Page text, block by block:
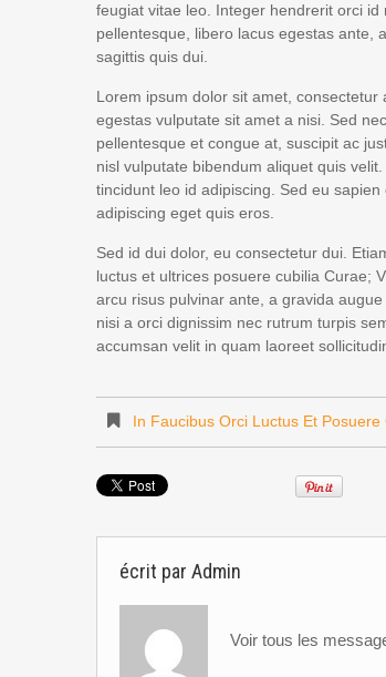
feugiat vitae leo. Integer hendrerit orci
pellentesque, libero lacus egestas ante,
sagittis quis dui.
Lorem ipsum dolor sit amet,
egestas vulputate sit amet a nisi. Sed
pellentesque et congue at, suscipit ac
nisl vulputate bibendum aliquet quis
tincidunt leo id adipiscing. Sed eu
adipiscing eget quis eros.
Sed id dui dolor, eu consectetur dui.
luctus et ultrices posuere cubilia Curae;
arcu risus pulvinar ante, a gravida
nisi a orci dignissim nec rutrum turpis
accumsan velit in quam laoreet
In Faucibus Orci Luctus Et Posuere
écrit par Admin
Voir tous les